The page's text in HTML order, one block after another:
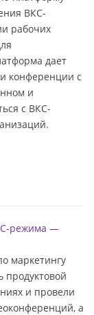
ВКС-
рабочих
дает
конференции с
и
с ВКС-
режима —
маркетингу
продуктовой
и провели
а